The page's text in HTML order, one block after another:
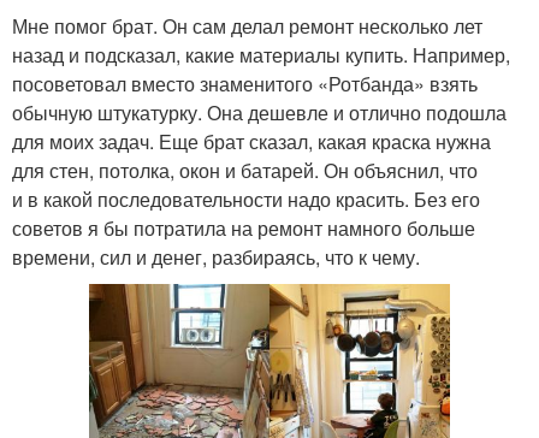
Мне помог брат. Он сам делал ремонт несколько лет
назад и подсказал, какие материалы купить. Например,
посоветовал вместо знаменитого «Ротбанда» взять
обычную штукатурку. Она дешевле и отлично подошла
для моих задач. Еще брат сказал, какая краска нужна
для стен, потолка, окон и батарей. Он объяснил, что
и в какой последовательности надо красить. Без его
советов я бы потратила на ремонт намного больше
времени, сил и денег, разбираясь, что к чему.